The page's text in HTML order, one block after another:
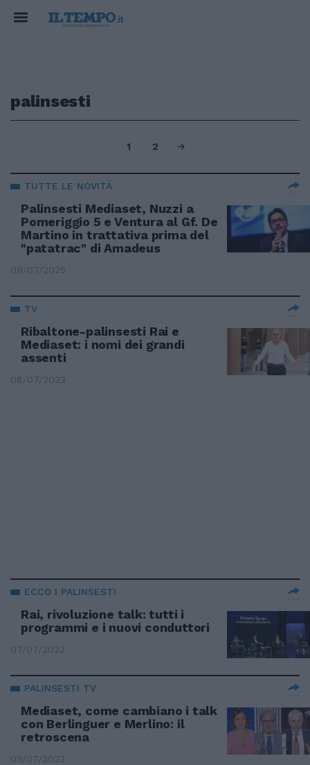
palinsesti
1 2
TUTTE LE NOVITÀ
Palinsesti Mediaset, Nuzzi a
Pomeriggio 5 e Ventura al Gf. De
Martino in trattativa prima del
"patatrac" di Amadeus
09/07/2025
TV
Ribaltone-palinsesti Rai e
Mediaset: i nomi dei grandi
assenti
08/07/2023
ECCO I PALINSESTI
Rai, rivoluzione talk: tutti i
programmi e i nuovi conduttori
07/07/2023
PALINSESTI TV
Mediaset, come cambiano i talk
con Berlinguer e Merlino: il
retroscena
03/07/2023